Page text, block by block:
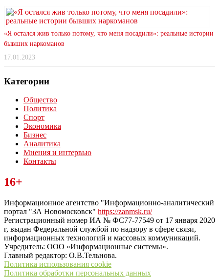
«Я остался жив только потому, что меня посадили»: реальные истории
бывших наркоманов
17.01.2023
Категории
Общество
Политика
Спорт
Экономика
Бизнес
Аналитика
Мнения и интервью
Контакты
Читайте последние новости дня в Тульской области на сайте
“ЗаНовомосковск”
16+
Информационное агентство "Информационно-аналитический
портал "ЗА Новомосковск" https://zanmsk.ru/
Регистрационный номер ИА № ФС77-77549 от 17 января 2020
г, выдан Федеральной службой по надзору в сфере связи,
информационных технологий и массовых коммуникаций.
Учредитель: ООО «Информационные системы».
Главный редактор: О.В.Тельнова.
Политика использования cookie
Политика обработки персональных данных